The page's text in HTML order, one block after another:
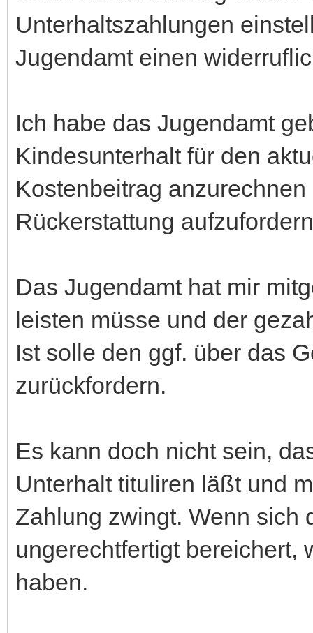
Unterhaltszahlungen
Jugendamt einen
Ich habe das Jugendamt
Kindesunterhalt für den
Kostenbeitrag
Rückerstattung
Das Jugendamt hat mir
leisten müsse und der
Ist solle den ggf. über das
zurückfordern.
Es kann doch nicht sein,
Unterhalt tituliren läßt und
Zahlung zwingt. Wenn sich
ungerechtfertigt bereichert,
haben.